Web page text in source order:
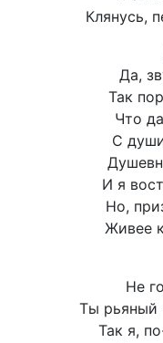
Клянусь,
Да,
Так
Что
С
И я
Но,
Живее
Не
Ты рьяный
Так я,